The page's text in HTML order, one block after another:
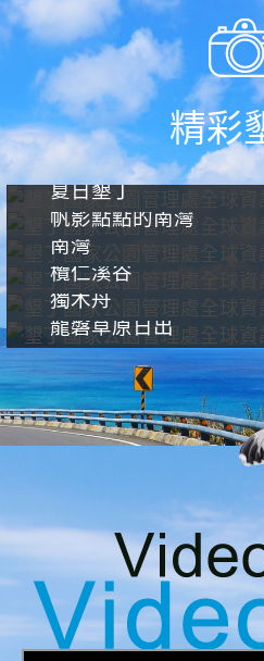
精彩
夏日墾丁
帆影點點的南灣
南灣
欖仁溪谷
獨木舟
龍磐草原日出